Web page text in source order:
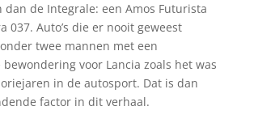
dan de Integrale: een Amos Futurista
037. Auto’s die er nooit geweest
twee mannen met een
voor Lancia zoals het was
in de autosport. Dat is dan
factor in dit verhaal.